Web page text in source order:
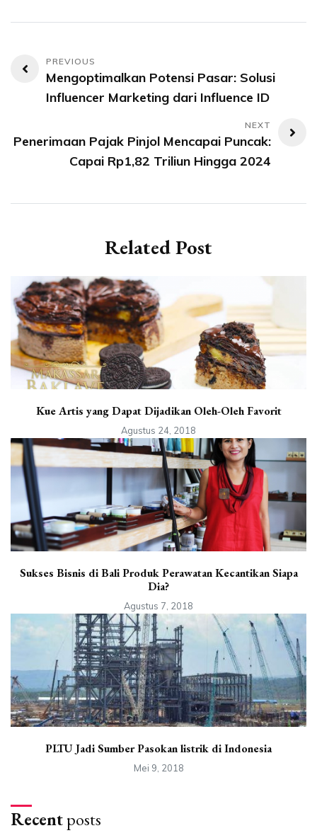
Navigasi
Mengoptimalkan Potensi Pasar: Solusi
Influencer Marketing dari Influence ID
Penerimaan Pajak Pinjol Mencapai Puncak:
Capai Rp1,82 Triliun Hingga 2024
Related Post
Kue Artis yang Dapat Dijadikan Oleh-Oleh Favorit
Agustus 24, 2018
Sukses Bisnis di Bali Produk Perawatan Kecantikan Siapa
Dia?
Agustus 7, 2018
PLTU Jadi Sumber Pasokan listrik di Indonesia
Mei 9, 2018
Recentposts